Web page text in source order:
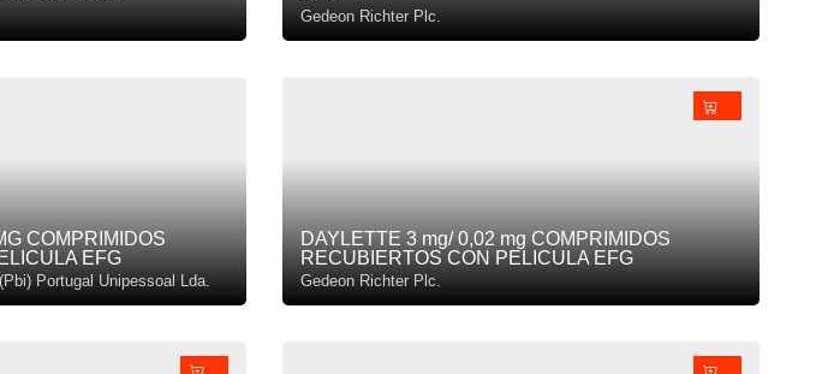
Gedeon Richter Plc.
COMPRIMIDOS
EFG
Portugal Unipessoal Lda.
DAYLETTE 3 mg/ 0,02 mg COMPRIMIDOS
RECUBIERTOS CON PELICULA EFG
Gedeon Richter Plc.